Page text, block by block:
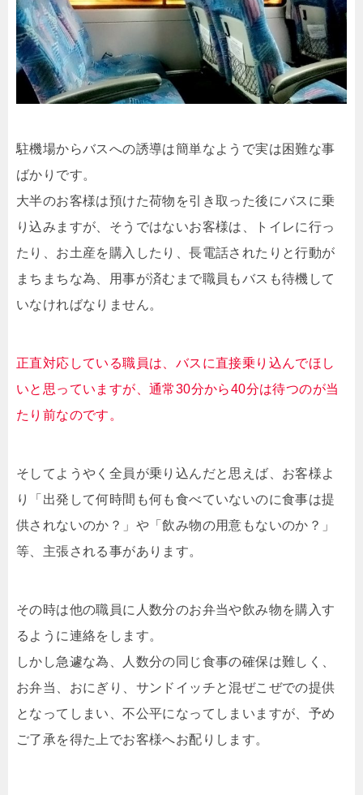
駐機場からバスへの誘導は簡単なようで実は困難な事
ばかりです。
大半のお客様は預けた荷物を引き取った後にバスに乗
り込みますが、そうではないお客様は、トイレに行っ
たり、お土産を購入したり、長電話されたりと行動が
まちまちな為、用事が済むまで職員もバスも待機して
いなければなりません。
正直対応している職員は、バスに直接乗り込んでほし
いと思っていますが、通常30分から40分は待つのが当
たり前なのです。
そしてようやく全員が乗り込んだと思えば、お客様よ
り「出発して何時間も何も食べていないのに食事は提
供されないのか？」や「飲み物の用意もないのか？」
等、主張される事があります。
その時は他の職員に人数分のお弁当や飲み物を購入す
るように連絡をします。
しかし急遽な為、人数分の同じ食事の確保は難しく、
お弁当、おにぎり、サンドイッチと混ぜこぜでの提供
となってしまい、不公平になってしまいますが、予め
ご了承を得た上でお客様へお配りします。